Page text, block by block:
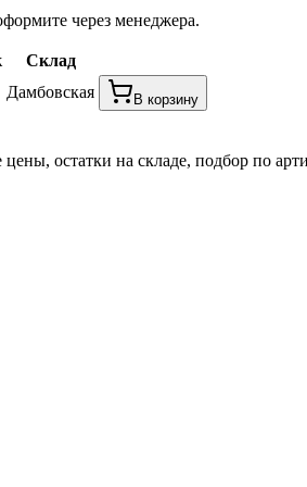
через менеджера.
Склад
Дамбовская В корзину
остатки на складе, подбор по